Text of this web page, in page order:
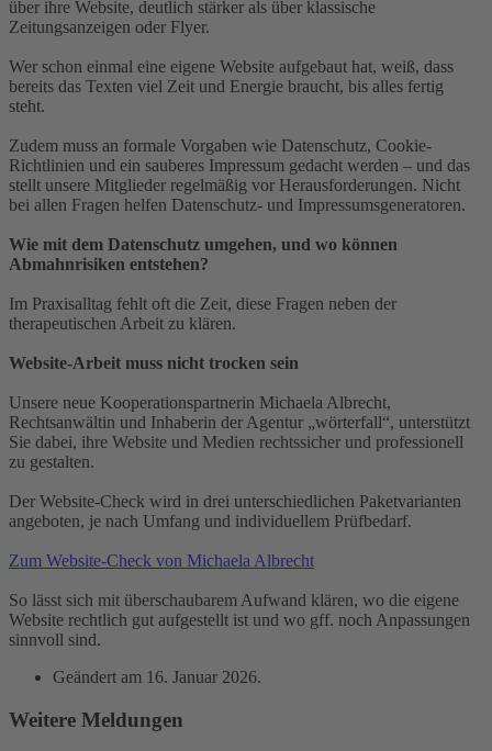
über ihre Website, deutlich stärker als über klassische
Zeitungsanzeigen oder Flyer.
Wer schon einmal eine eigene Website aufgebaut hat, weiß, dass
bereits das Texten viel Zeit und Energie braucht, bis alles fertig
steht.
Zudem muss an formale Vorgaben wie Datenschutz, Cookie-
Richtlinien und ein sauberes Impressum gedacht werden – und das
stellt unsere Mitglieder regelmäßig vor Herausforderungen. Nicht
bei allen Fragen helfen Datenschutz- und Impressumsgeneratoren.
Wie mit dem Datenschutz umgehen, und wo können
Abmahnrisiken entstehen?
Im Praxisalltag fehlt oft die Zeit, diese Fragen neben der
therapeutischen Arbeit zu klären.
Website-Arbeit muss nicht trocken sein
Unsere neue Kooperationspartnerin Michaela Albrecht,
Rechtsanwältin und Inhaberin der Agentur „wörterfall“, unterstützt
Sie dabei, ihre Website und Medien rechtssicher und professionell
zu gestalten.
Der Website-Check wird in drei unterschiedlichen Paketvarianten
angeboten, je nach Umfang und individuellem Prüfbedarf.
Zum Website-Check von Michaela Albrecht
So lässt sich mit überschaubarem Aufwand klären, wo die eigene
Website rechtlich gut aufgestellt ist und wo gff. noch Anpassungen
sinnvoll sind.
Geändert am 16. Januar 2026.
Weitere Meldungen